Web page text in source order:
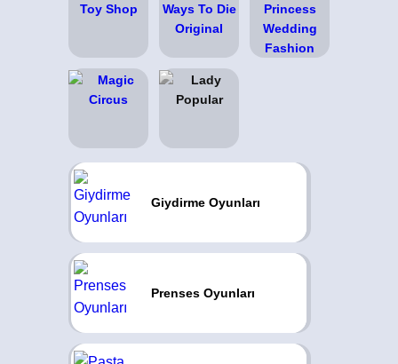
Giydirme Oyunları
Prenses Oyunları